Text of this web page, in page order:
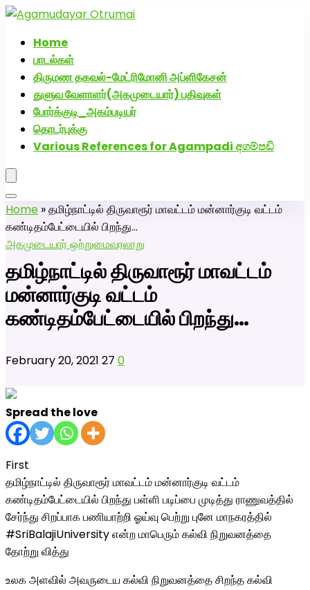
Home
பாடல்கள்
திருமண தகவல்-மேட்ரிமோனி அப்ளிகேசன்
துளுவ வேளாளர்(அகமுடையார்) பதிவுகள்
போர்க்குடி_அகம்படியர்
தொடர்புக்கு
Various References for Agampadi අගම්පඩි
Home »தமிழ்நாட்டில் திருவாரூர் மாவட்டம் மன்னார்குடி வட்டம்
கண்டிதம்பேட்டையில் பிறந்து…
அகமுடையார் ஒற்றுமைவரலாறு
தமிழ்நாட்டில் திருவாரூர் மாவட்டம்
மன்னார்குடி வட்டம்
கண்டிதம்பேட்டையில் பிறந்து…
February 20, 2021 27 0
Spread the love
First
தமிழ்நாட்டில் திருவாரூர் மாவட்டம் மன்னார்குடி வட்டம்
கண்டிதம்பேட்டையில் பிறந்து பள்ளி படிப்பை முடித்து ராணுவத்தில்
சேர்ந்து சிறப்பாக பணியாற்றி ஓய்வு பெற்று புனே மாநகரத்தில்
#SriBalajiUniversity என்ற மாபெரும் கல்வி நிறுவனத்தை
தோற்று வித்து
உலக அளவில் அவருடைய கல்வி நிறுவனத்தை சிறந்த கல்வி
அகமுடையார் திருமண வரன்களுக்கு அகமுடையார்மேட்ரி-